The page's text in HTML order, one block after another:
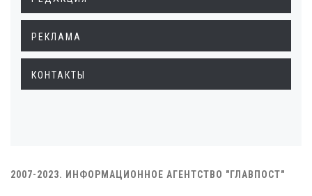
РЕКЛАМА
КОНТАКТЫ
2007-2023. ИНФОРМАЦИОННОЕ АГЕНТСТВО "ГЛАВПОСТ"